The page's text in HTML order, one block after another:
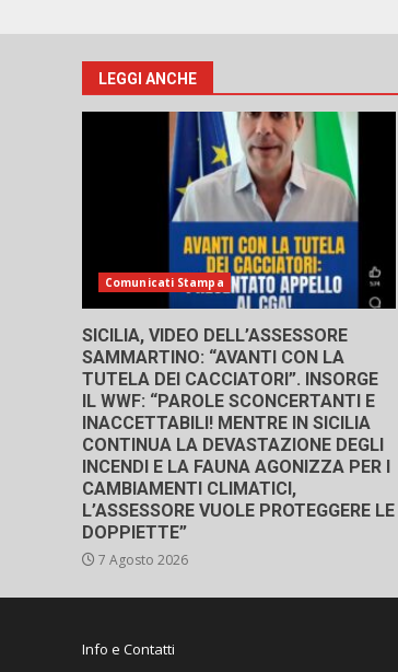
LEGGI ANCHE
Comunicati Stampa
SICILIA, VIDEO DELL’ASSESSORE
SAMMARTINO: “AVANTI CON LA
TUTELA DEI CACCIATORI”. INSORGE
IL WWF: “PAROLE SCONCERTANTI E
INACCETTABILI! MENTRE IN SICILIA
CONTINUA LA DEVASTAZIONE DEGLI
INCENDI E LA FAUNA AGONIZZA PER I
CAMBIAMENTI CLIMATICI,
L’ASSESSORE VUOLE PROTEGGERE LE
DOPPIETTE”
7 Agosto 2026
Info e Contatti